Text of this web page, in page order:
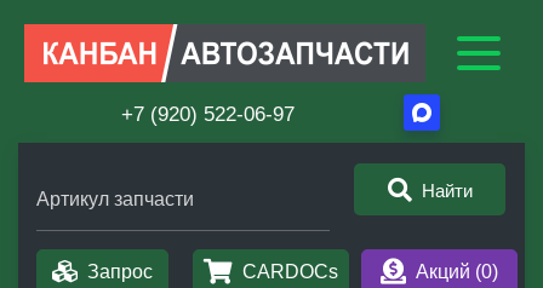
+7 (920) 522-06-97
Артикул запчасти Найти
Запрос CARDOCs Акций (0)